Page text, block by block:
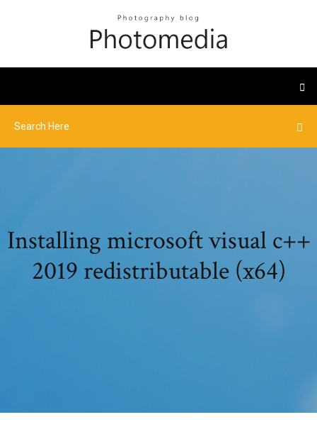
Installing microsoft visual c++
2019 redistributable (x64)